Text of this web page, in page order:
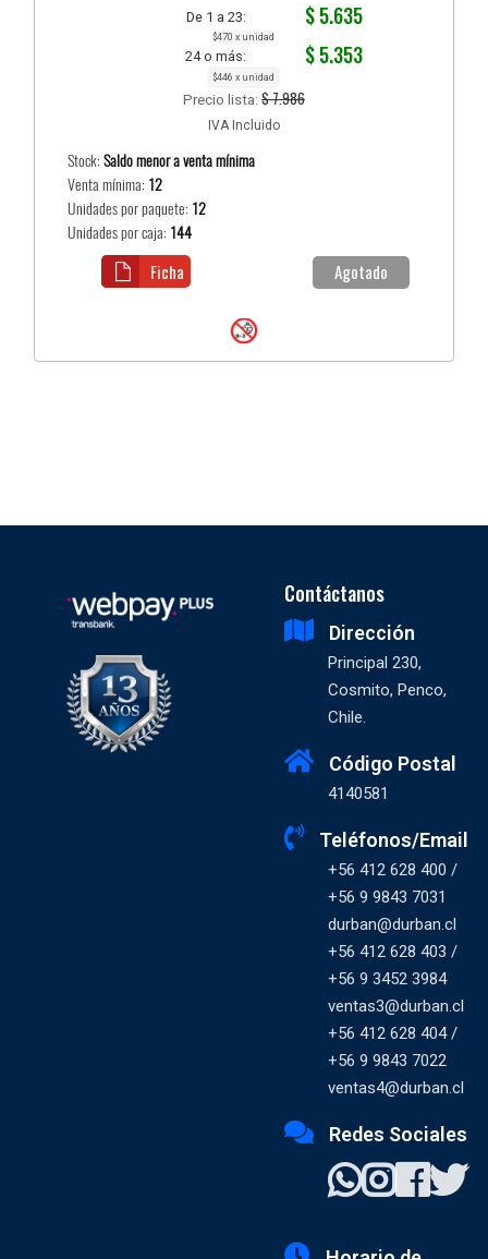
De 1 a 23: $ 5.635
$470 x unidad
24 o más: $ 5.353
$446 x unidad
Precio lista: $ 7.986
IVA Incluido
Stock:Saldo menor a venta mínima
Venta mínima: 12
Unidades por paquete: 12
Unidades por caja: 144
Agotado
Ficha
Contáctanos
Dirección
Principal 230,
Cosmito, Penco,
Chile.
Código Postal
4140581
Teléfonos/Email
+56 412 628 400 /
+56 9 9843 7031
durban@durban.cl
+56 412 628 403 /
+56 9 3452 3984
ventas3@durban.cl
+56 412 628 404 /
+56 9 9843 7022
ventas4@durban.cl
Redes Sociales